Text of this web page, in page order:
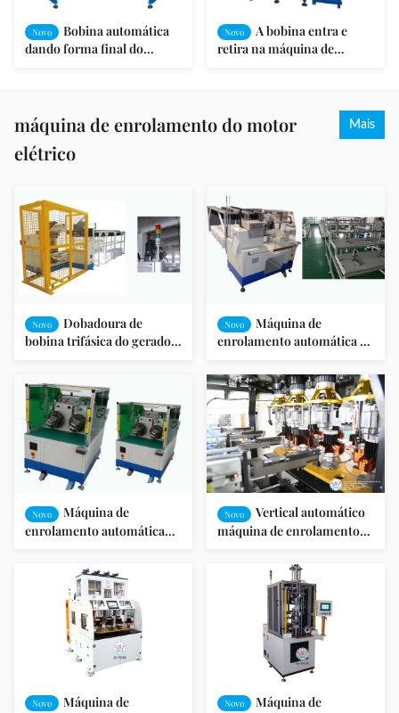
Novo
Bobina automática
dando forma final do
Novo
A bobina entra e
retira na máquina de
máquina de enrolamento do motor
elétrico
Mais
Novo
Dobadoura de
bobina trifásica do gerador
elétrico
Novo
Máquina de
enrolamento automática da
estatores SMT do calibre de
fio de cobre - R350
Novo
Máquina de
enrolamento automática
estator dos produtos do
Novo
Vertical automático
máquina de enrolamento
o gerador do carro
Novo
Máquina de
Novo
Máquina de